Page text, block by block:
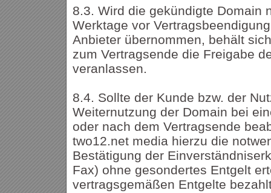
8.3. Wird die gekündigte Domain
Werktage vor
Anbieter übernommen, behält
zum Vertragsende die Freigabe
veranlassen.
8.4. Sollte der Kunde bzw. der
Weiternutzung der Domain bei
oder nach dem Vertragsende
two12.net media hierzu die
Bestätigung der
Fax) ohne gesondertes Entgelt
vertragsgemäßen Entgelte